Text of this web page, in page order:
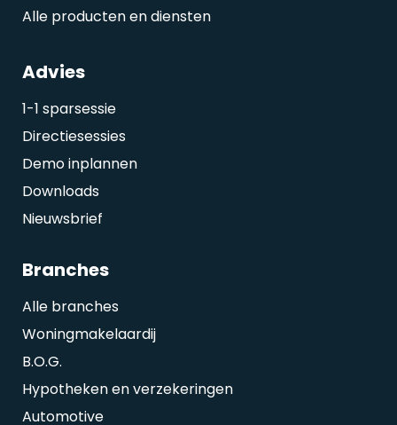
Alle producten en diensten
Advies
1-1 sparsessie
Directiesessies
Demo inplannen
Downloads
Nieuwsbrief
Branches
Alle branches
Woningmakelaardij
B.O.G.
Hypotheken en verzekeringen
Automotive